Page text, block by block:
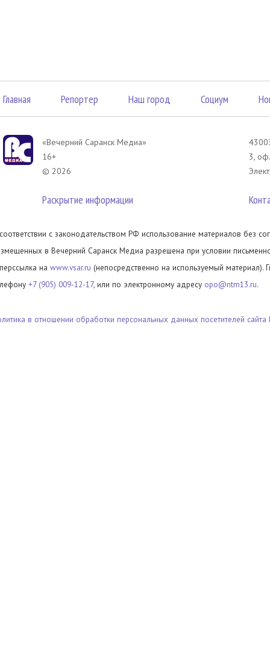
Главная Репортер Наш город Социум
«Вечерний Саранск Mедиа»
16+
© 2026
Раскрытие информации
3,
с законодательством РФ использование материалов без
в Вечерний Саранск Медиа разрешена при условии
на www.vsar.ru (непосредственно на используемый материал).
+7 (905) 009-12-17, или по электронному адресу opo@ntm13.ru.
в отношении обработки персональных данных посетителей